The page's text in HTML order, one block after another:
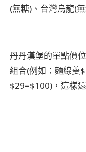
(無糖)、台灣烏龍(
丹丹漢堡的單點價
組合(例如：麵線羹
$29=$100)，這樣